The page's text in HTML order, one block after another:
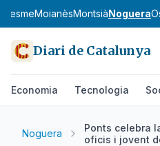
MoianèsMontsiàNoguera
Diari de Catalunya
Economia Tecnologia
Noguera
Ponts celebra
oficis i jovent